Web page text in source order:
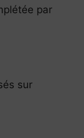
par
sur